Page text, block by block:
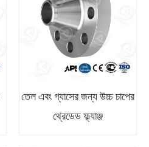
তেল এবং গ্যাসের জন্য উচ্চ চাপের
থ্রেডেড ফ্ল্যাঞ্জ